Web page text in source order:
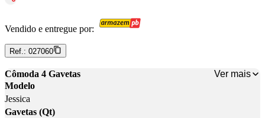
Vendido e entregue por:
Ref.: 027060
Cômoda 4 Gavetas
Ver mais
Modelo
Jessica
Gavetas (Qt)